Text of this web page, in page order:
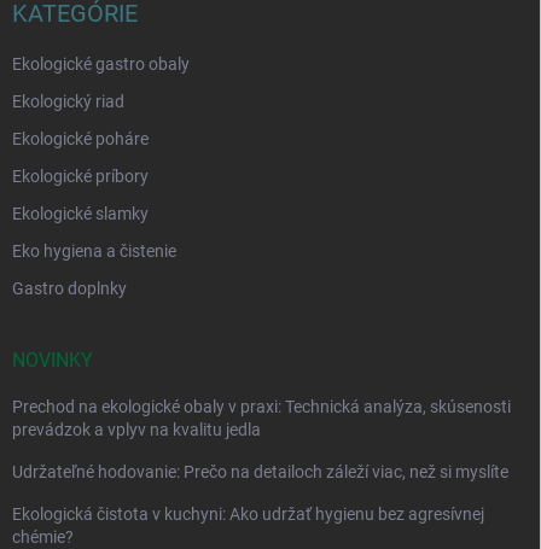
KATEGÓRIE
Ekologické gastro obaly
Ekologický riad
Ekologické poháre
Ekologické príbory
Ekologické slamky
Eko hygiena a čistenie
Gastro doplnky
NOVINKY
Prechod na ekologické obaly v praxi: Technická analýza, skúsenosti
prevádzok a vplyv na kvalitu jedla
Udržateľné hodovanie: Prečo na detailoch záleží viac, než si myslíte
Ekologická čistota v kuchyni: Ako udržať hygienu bez agresívnej
chémie?